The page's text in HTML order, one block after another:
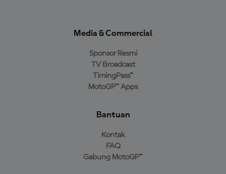
Media & Commercial
Sponsor Resmi
TV Broadcast
TimingPass™
MotoGP™ Apps
Bantuan
Kontak
FAQ
Gabung MotoGP™